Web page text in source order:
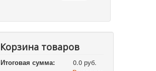
Корзина товаров
Итоговая сумма:
0.0 руб.